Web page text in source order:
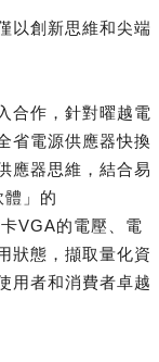
以創新思維和尖端
合作，針對曜越電
省電源供應器快換
應器思維，結合易
」的
VGA的電壓、電
狀態，擷取量化資
用者和消費者卓越